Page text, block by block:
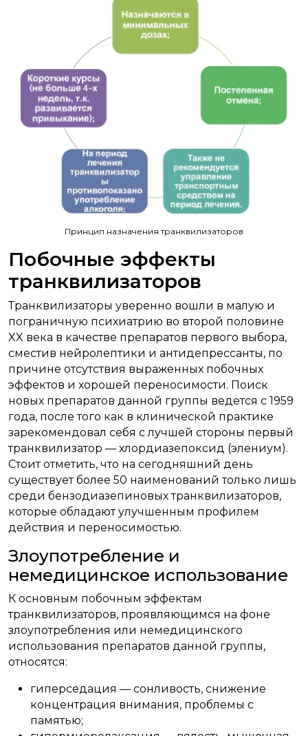
Принцип назначения транквилизаторов
Побочные эффекты
транквилизаторов
Транквилизаторы уверенно вошли в малую и
пограничную психиатрию во второй половине
XX века в качестве препаратов первого выбора,
сместив нейролептики и антидепрессанты, по
причине отсутствия выраженных побочных
эффектов и хорошей переносимости. Поиск
новых препаратов данной группы ведется с 1959
года, после того как в клинической практике
зарекомендовал себя с лучшей стороны первый
транквилизатор — хлордиазепоксид (элениум).
Стоит отметить, что на сегодняшний день
существует более 50 наименований только лишь
среди бензодиазепиновых транквилизаторов,
которые обладают улучшенным профилем
действия и переносимостью.
Злоупотребление и
немедицинское использование
К основным побочным эффектам
транквилизаторов, проявляющимся на фоне
злоупотребления или немедицинского
использования препаратов данной группы,
относятся:
гиперседация — сонливость, снижение
концентрация внимания, проблемы с
памятью;